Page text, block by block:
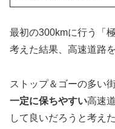
最初の300kmに行う「
考えた結果、高速道路
ストップ＆ゴーの多い
一定に保ちやすい高速
して良いだろうと考え